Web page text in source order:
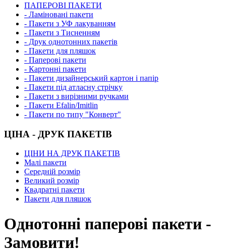
ПАПЕРОВІ ПАКЕТИ
- Ламіновані пакети
- Пакети з УФ лакуванням
- Пакети з Тисненням
- Друк однотонних пакетів
- Пакети для пляшок
- Паперові пакети
- Картонні пакети
- Пакети дизайнерський картон і папір
- Пакети під атласну стрічку
- Пакети з вирізними ручками
- Пакети Efalin/Imitlin
- Пакети по типу "Конверт"
ЦІНА - ДРУК ПАКЕТІВ
ЦІНИ НА ДРУК ПАКЕТІВ
Малі пакети
Середній розмір
Великий розмір
Квадратні пакети
Пакети для пляшок
Однотонні паперові пакети -
Замовити!